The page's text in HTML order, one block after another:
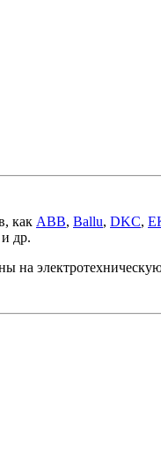
как ABB, Ballu, DKC,
и др.
на